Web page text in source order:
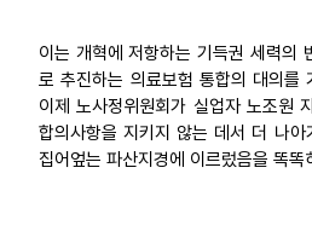
이는 개혁에 저항하는 기득권 세력의
로 추진하는 의료보험 통합의 대의를
이제 노사정위원회가 실업자 노조원
합의사항을 지키지 않는 데서 더 나아
집어엎는 파산지경에 이르렀음을 똑